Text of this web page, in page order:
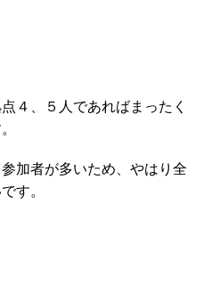
４、５人であればまったく
加者が多いため、やはり全
す。